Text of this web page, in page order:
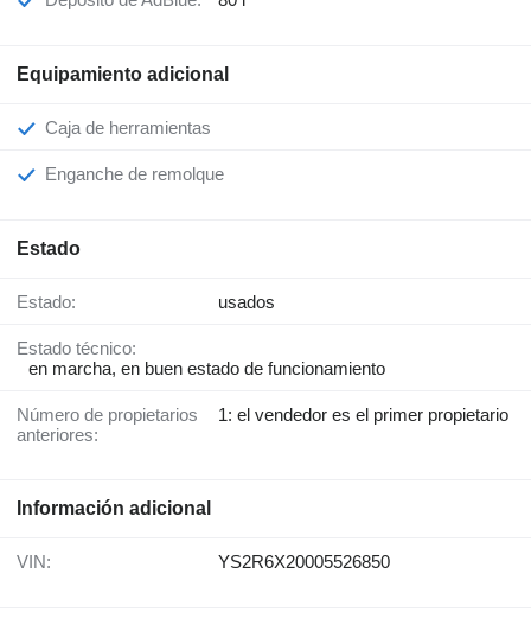
Equipamiento adicional
Caja de herramientas
Enganche de remolque
Estado
Estado: usados
Estado técnico:
en marcha, en buen estado de funcionamiento
Número de propietarios
anteriores:
1: el vendedor es el primer propietario
Información adicional
VIN: YS2R6X20005526850